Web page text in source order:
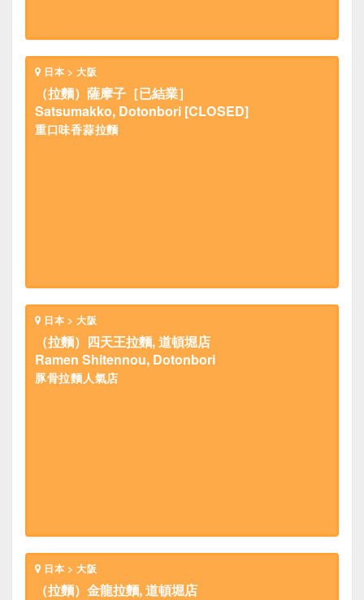
日本 > 大阪
（拉麵）薩摩子［已結業］
Satsumakko, Dotonbori [CLOSED]
重口味香蒜拉麵
日本 > 大阪
（拉麵）四天王拉麵, 道頓堀店
Ramen Shitennou, Dotonbori
豚骨拉麵人氣店
日本 > 大阪
（拉麵）金龍拉麵, 道頓堀店